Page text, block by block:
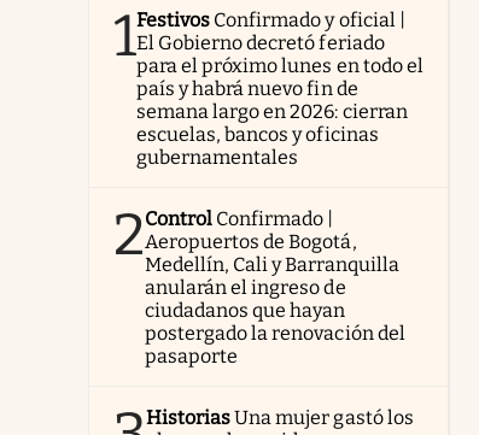
1Festivos Confirmado y oficial |
El Gobierno decretó feriado
para el próximo lunes en todo el
país y habrá nuevo fin de
semana largo en 2026: cierran
escuelas, bancos y oficinas
gubernamentales
2Control Confirmado |
Aeropuertos de Bogotá,
Medellín, Cali y Barranquilla
anularán el ingreso de
ciudadanos que hayan
postergado la renovación del
pasaporte
HistoriasUna mujer gastó los